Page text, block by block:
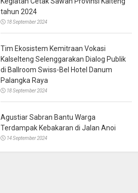
tahun 2024
18 September 2024
Tim Ekosistem Kemitraan Vokasi
Kalselteng Selenggarakan Dialog Publik
di Ballroom Swiss-Bel Hotel Danum
Palangka Raya
18 September 2024
Agustiar Sabran Bantu Warga
Terdampak Kebakaran di Jalan Anoi
14 September 2024